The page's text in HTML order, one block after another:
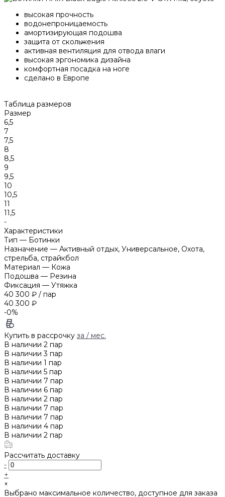
высокая прочность
водонепроницаемость
амортизирующая подошва
защита от скольжения
активная вентиляция для отвода влаги
высокая эргономика дизайна
комфортная посадка на ноге
сделано в Европе
Таблица размеров
Размер
6,5
7
7,5
8
8,5
9
9,5
10
10,5
11
11,5
-
Характеристики
Тип — Ботинки
Назначение — Активный отдых, Универсальное, Охота,
стрельба, страйкбол
Материал — Кожа
Подошва — Резина
Фиксация — Утяжка
40 300 ₽ / пар
40 300 ₽
-0%
Купить в рассрочку за / мес.
В наличии 2 пар
В наличии 3 пар
В наличии 1 пар
В наличии 5 пар
В наличии 7 пар
В наличии 6 пар
В наличии 2 пар
В наличии 7 пар
В наличии 7 пар
В наличии 4 пар
В наличии 2 пар
Рассчитать доставку
-
+
×
Выбрано максимальное количество, доступное для заказа